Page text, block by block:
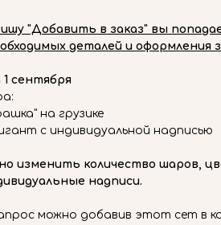
"Добавить в заказ" вы
деталей и оформления
сентября
на грузике
с индивидуальной надписью
изменить количество шаров,
надписи.
можно добавив этот сет в